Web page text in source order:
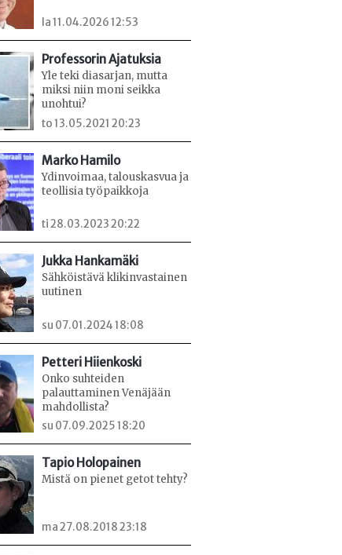
la 11.04.2026 12:53
Professorin Ajatuksia
Yle teki diasarjan, mutta
miksi niin moni seikka
unohtui?
to 13.05.2021 20:23
Marko Hamilo
Ydinvoimaa, talouskasvua ja
teollisia työpaikkoja
ti 28.03.2023 20:22
Jukka Hankamäki
Sähköistävä klikinvastainen
uutinen
su 07.01.2024 18:08
Petteri Hiienkoski
Onko suhteiden
palauttaminen Venäjään
mahdollista?
su 07.09.2025 18:20
Tapio Holopainen
Mistä on pienet getot tehty?
ma 27.08.2018 23:18